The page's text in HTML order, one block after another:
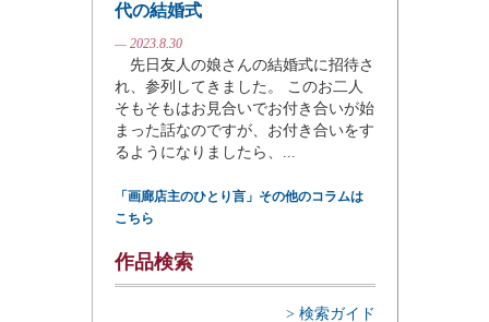
代の結婚式
— 2023.8.30
先日友人の娘さんの結婚式に招待さ
れ、参列してきました。 このお二人
そもそもはお見合いでお付き合いが始
まった話なのですが、お付き合いをす
るようになりましたら、...
「画廊店主のひとり言」その他のコラムは
こちら
作品検索
> 検索ガイド